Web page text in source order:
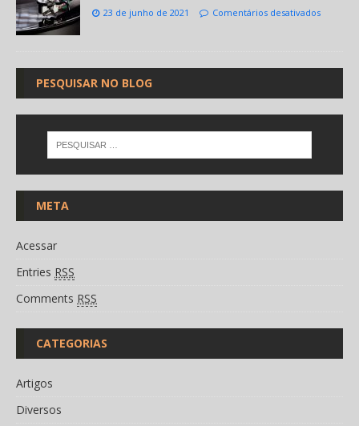
23 de junho de 2021 Comentários desativados
PESQUISAR NO BLOG
META
Acessar
Entries RSS
Comments RSS
CATEGORIAS
Artigos
Diversos